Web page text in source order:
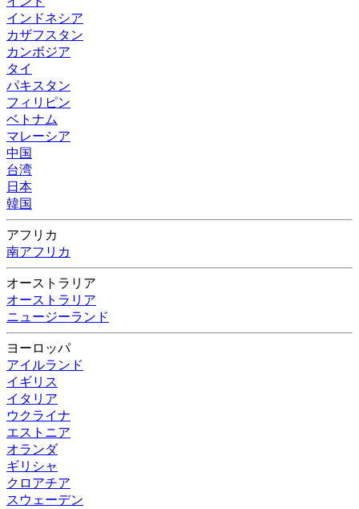
インドネシア
カザフスタン
カンボジア
タイ
パキスタン
フィリピン
ベトナム
マレーシア
中国
台湾
日本
韓国
アフリカ
南アフリカ
オーストラリア
オーストラリア
ニュージーランド
ヨーロッパ
アイルランド
イギリス
イタリア
ウクライナ
エストニア
オランダ
ギリシャ
クロアチア
スウェーデン